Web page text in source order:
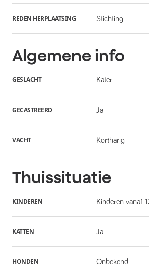
REDEN HERPLAATSING Stichting
Algemene info
GESLACHT Kater
GECASTREERD Ja
VACHT Kortharig
Thuissituatie
KINDEREN Kinderen vanaf
KATTEN Ja
HONDEN Onbekend